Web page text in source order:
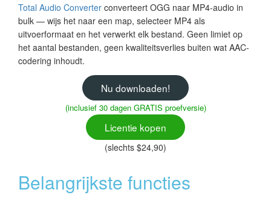
Total Audio Converter converteert OGG naar MP4-audio in
bulk — wijs het naar een map, selecteer MP4 als
uitvoerformaat en het verwerkt elk bestand. Geen limiet op
het aantal bestanden, geen kwaliteitsverlies buiten wat AAC-
codering inhoudt.
Nu downloaden!
(inclusief 30 dagen GRATIS proefversie)
Licentie kopen
(slechts $24,90)
Belangrijkste functies